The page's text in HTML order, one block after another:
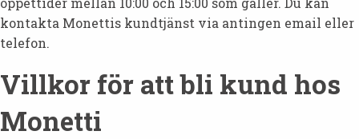
kontakta Monettis kundtjänst via antingen email eller
telefon.
Villkor för att bli kund hos
Monetti